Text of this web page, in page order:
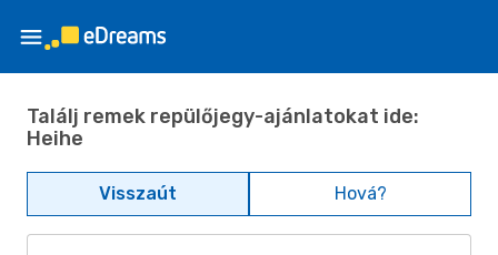
Találj remek repülőjegy-ajánlatokat ide:
Heihe
Visszaút Hová?